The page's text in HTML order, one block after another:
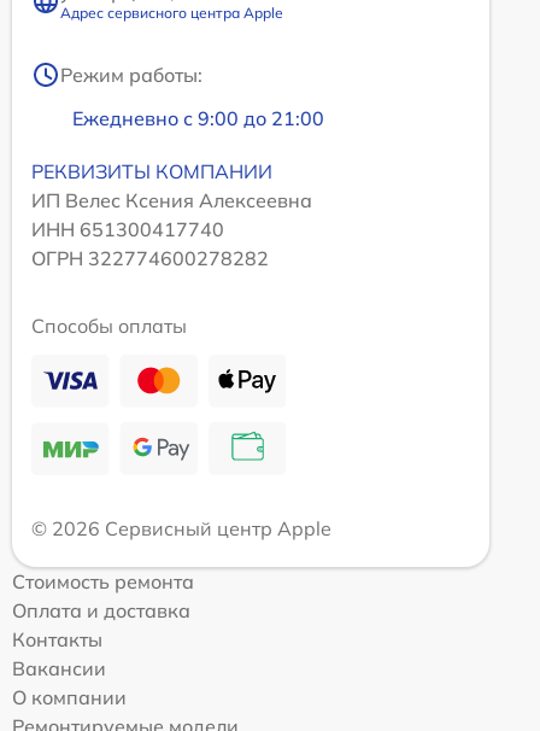
Адрес сервисного центра Apple
Режим работы:
Ежедневно с 9:00 до 21:00
РЕКВИЗИТЫ КОМПАНИИ
ИП Велес Ксения Алексеевна
ИНН 651300417740
ОГРН 322774600278282
Способы оплаты
© 2026 Сервисный центр Apple
Стоимость ремонта
Оплата и доставка
Контакты
Вакансии
О компании